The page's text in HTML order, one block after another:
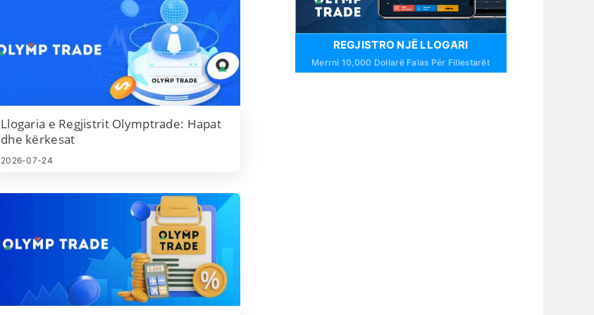
Llogaria e Regjistrit Olymptrade: Hapat
dhe kërkesat
2026-07-24
REGJISTRO NJË LLOGARI
Merrni 10,000 Dollarë Falas Për Fillestarët